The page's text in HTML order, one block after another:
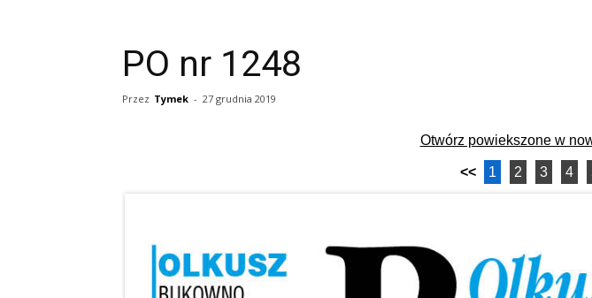
PO nr 1248
Przez Tymek - 27 grudnia 2019